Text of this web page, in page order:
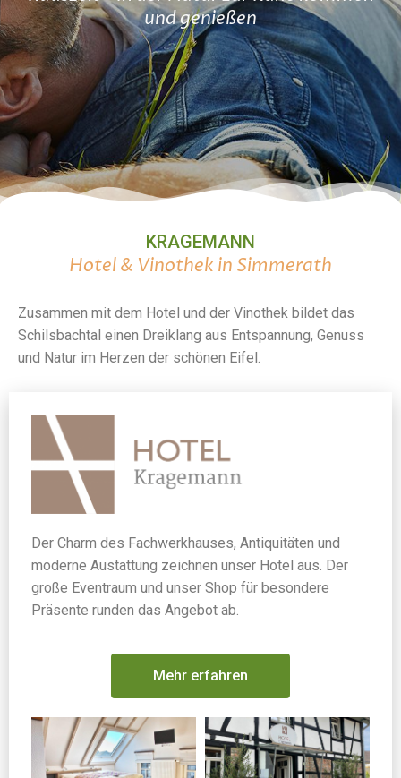
und genießen
KRAGEMANN
Hotel & Vinothek in Simmerath
Zusammen mit dem Hotel und der Vinothek bildet das
Schilsbachtal einen Dreiklang aus Entspannung, Genuss
und Natur im Herzen der schönen Eifel.
Der Charm des Fachwerkhauses, Antiquitäten und
moderne Austattung zeichnen unser Hotel aus. Der
große Eventraum und unser Shop für besondere
Präsente runden das Angebot ab.
Mehr erfahren